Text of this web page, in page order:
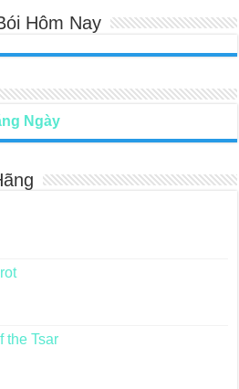
Hôm Nay
Ngày
the Tsar